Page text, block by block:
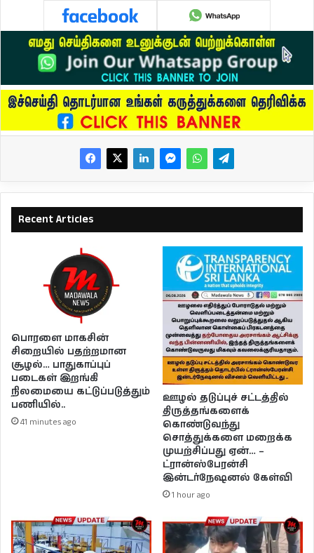
Recent Articles
பொரளை மாகசின்
சிறையில் பதற்றமான
சூழல்… பாதுகாப்புப்
படைகள் இறங்கி
நிலமையை கட்டுப்படுத்தும்
பணியில்..
41 minutes ago
ஊழல் தடுப்புச் சட்டத்தில்
திருத்தங்களைக்
கொண்டுவந்து
சொத்துக்களை மறைக்க
முயற்சிப்பது ஏன்… –
ட்ரான்ஸ்பேரன்சி
இன்டர்நேஷனல் கேள்வி
1 hour ago